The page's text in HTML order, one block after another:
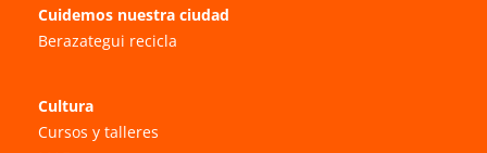
Cuidemos nuestra ciudad
Berazategui recicla
Cultura
Cursos y talleres